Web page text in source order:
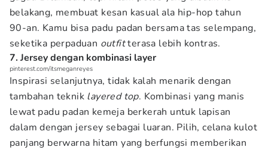
belakang, membuat kesan kasual ala hip-hop tahun
90-an. Kamu bisa padu padan bersama tas selempang,
seketika perpaduan outfitterasa lebih kontras.
7. Jersey dengan kombinasi layer
pinterest.com/itsmeganreyes
Inspirasi selanjutnya, tidak kalah menarik dengan
tambahan teknik layered top. Kombinasi yang manis
lewat padu padan kemeja berkerah untuk lapisan
dalam dengan jersey sebagai luaran. Pilih, celana kulot
panjang berwarna hitam yang berfungsi memberikan